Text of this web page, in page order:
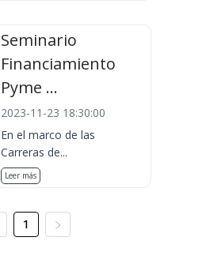
Seminario
Financiamiento
Pyme ...
2023-11-23 18:30:00
En el marco de las
Carreras de...
Leer más
1